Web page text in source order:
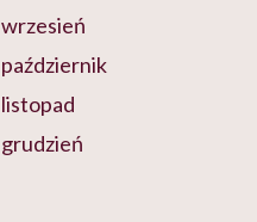
wrzesień
październik
listopad
grudzień